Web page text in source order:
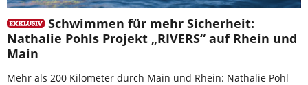
Schwimmen für mehr Sicherheit:
Nathalie Pohls Projekt „RIVERS“ auf Rhein und
Main
Mehr als 200 Kilometer durch Main und Rhein: Nathalie Pohl